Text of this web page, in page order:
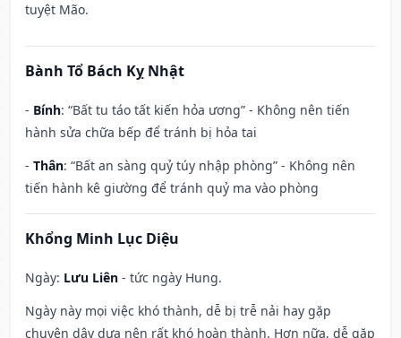
tuyệt Mão.
Bành Tổ Bách Kỵ Nhật
- Bính: “Bất tu táo tất kiến hỏa ương” - Không nên tiến
hành sửa chữa bếp để tránh bị hỏa tai
- Thân: “Bất an sàng quỷ túy nhập phòng” - Không nên
tiến hành kê giường để tránh quỷ ma vào phòng
Khổng Minh Lục Diệu
Ngày: Lưu Liên - tức ngày Hung.
Ngày này mọi việc khó thành, dễ bị trễ nải hay gặp
chuyện dây dưa nên rất khó hoàn thành. Hơn nữa, dễ gặp